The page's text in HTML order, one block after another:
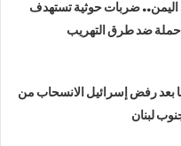
ضربات حوثية تستهدف
حملة ضد طرق التهريب
بعد رفض إسرائيل الانسحاب من
لبنان